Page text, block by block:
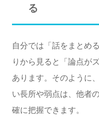
る
自分では「話をまとめ
りから見ると「論点が
あります。そのように
い長所や弱点は、他者
確に把握できます。